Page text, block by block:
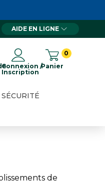
AIDE EN LIGNE
Connexion /
Inscription
Panier
0
de